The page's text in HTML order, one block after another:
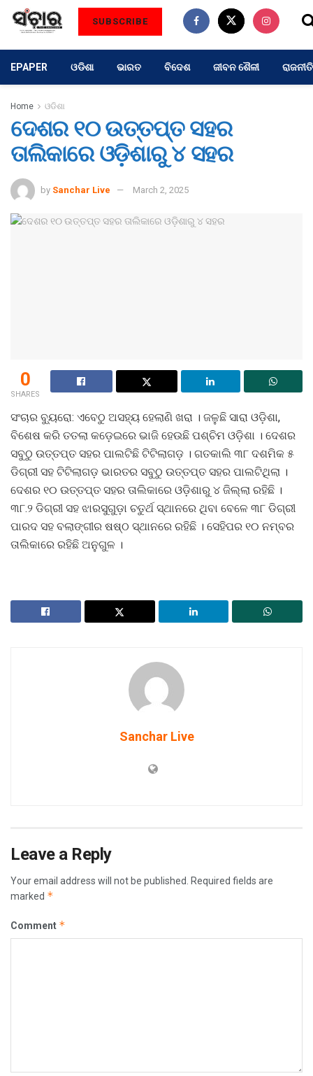
SUBSCRIBE
EPAPER ଓଡିଶା ଭାରତ ବିଦେଶ ଜୀବନ ଶୈଳୀ ରାଜନୀତି
Home ଓଡିଶା
ଦେଶର ୧୦ ଉତ୍ତପ୍ତ ସହର
ତାଲିକାରେ ଓଡ଼ିଶାରୁ ୪ ସହର
by Sanchar Live March 2, 2025
0
SHARES
ସଂଚାର ବ୍ୟୁରୋ: ଏବେଠୁ ଅସହ୍ୟ ହେଲାଣି ଖରା । ଜଳୁଛି ସାରା ଓଡ଼ିଶା,
ବିଶେଷ କରି ତତଲା କଡ଼େଇରେ ଭାଜି ହେଉଛି ପଶ୍ଚିମ ଓଡ଼ିଶା । ଦେଶର
ସବୁଠୁ ଉତ୍ତପ୍ତ ସହର ପାଲଟିଛି ଟିଟିଲାଗଡ଼ । ଗତକାଲି ୩୮ ଦଶମିକ ୫
ଡିଗ୍ରୀ ସହ ଟିଟିଲାଗଡ଼ ଭାରତର ସବୁଠୁ ଉତ୍ତପ୍ତ ସହର ପାଲଟିଥିଲା ।
ଦେଶର ୧୦ ଉତ୍ତପ୍ତ ସହର ତାଲିକାରେ ଓଡ଼ିଶାରୁ ୪ ଜିଲ୍ଲା ରହିଛି ।
୩୮.୨ ଡିଗ୍ରୀ ସହ ଝାରସୁଗୁଡ଼ା ଚତୁର୍ଥ ସ୍ଥାନରେ ଥିବା ବେଳେ ୩୮ ଡିଗ୍ରୀ
ପାରଦ ସହ ବଲାଙ୍ଗୀର ଷଷ୍ଠ ସ୍ଥାନରେ ରହିଛି । ସେହିପର ୧୦ ନମ୍ବର
ତାଲିକାରେ ରହିଛି ଅନୁଗୁଳ ।
Sanchar Live
Leave a Reply
Your email address will not be published.
Required fields are
marked *
Comment *